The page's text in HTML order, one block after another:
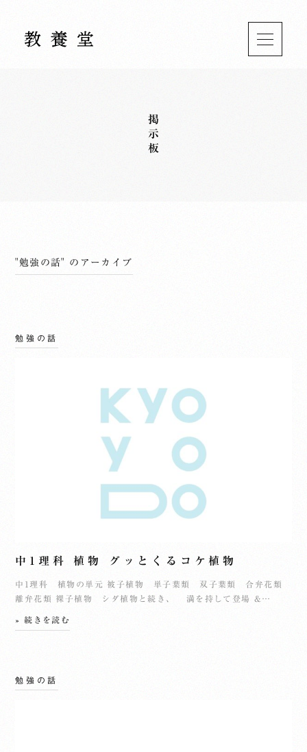
掲示板
"勉強の話" のアーカイブ
勉強の話
中1理科 植物 グッとくるコケ植物
中1理科 植物の単元 被子植物 単子葉類 双子葉類 合弁花類
離弁花類 裸子植物 シダ植物と続き、 満を持して登場 &…
» 続きを読む
勉強の話